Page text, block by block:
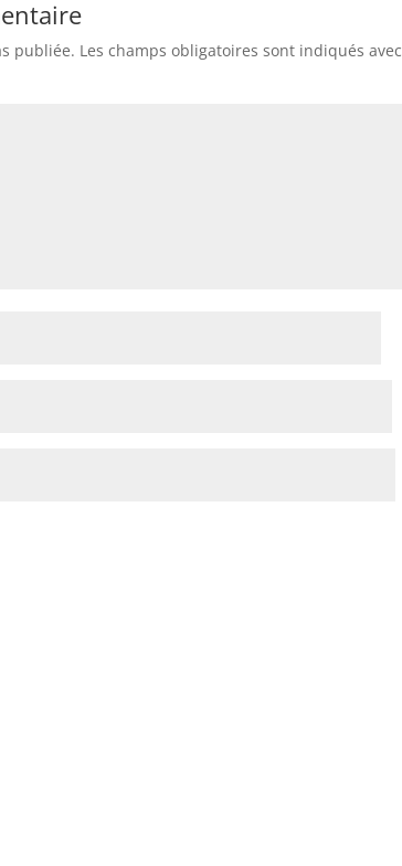
publiée. Les champs obligatoires sont indiqués avec